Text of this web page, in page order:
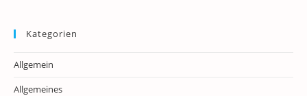
Kategorien
Allgemein
Allgemeines